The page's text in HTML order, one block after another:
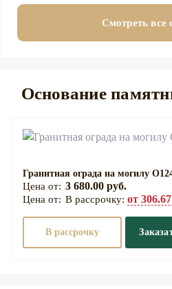
Смотреть все
Основание
Гранитная ограда на могилу
3 680.00 руб.
В рассрочку: от
В рассрочку